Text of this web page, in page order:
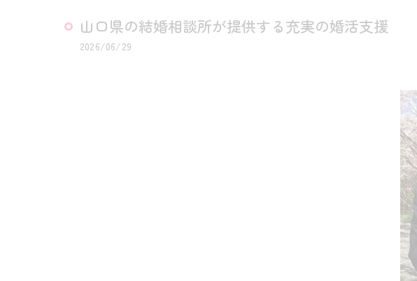
山口県の結婚相談所が提供する充実の婚活支援
2026/06/29